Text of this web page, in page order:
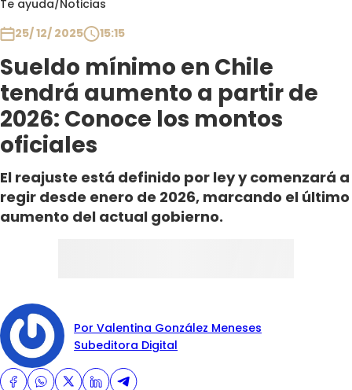
Te ayuda/Noticias
25/ 12/ 2025
15:15
Sueldo mínimo en Chile
tendrá aumento a partir de
2026: Conoce los montos
oficiales
El reajuste está definido por ley y comenzará a
regir desde enero de 2026, marcando el último
aumento del actual gobierno.
Por Valentina González Meneses
Subeditora Digital
Club De La Comedia
Contigo en Directo
Plan Perfecto
El Tiempo
Sabingo
Todos Los Programas